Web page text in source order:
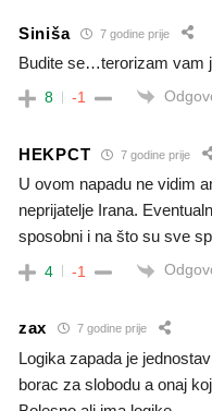
Siniša 7 godine prije
Budite se…terorizam vam
8 -1
HEKPCT 7 godine prije
U ovom napadu ne vidim
neprijatelje Irana.
sposobni i na što su sve
4 -1
zax 7 godine prije
Logika zapada je
borac za slobodu a onaj